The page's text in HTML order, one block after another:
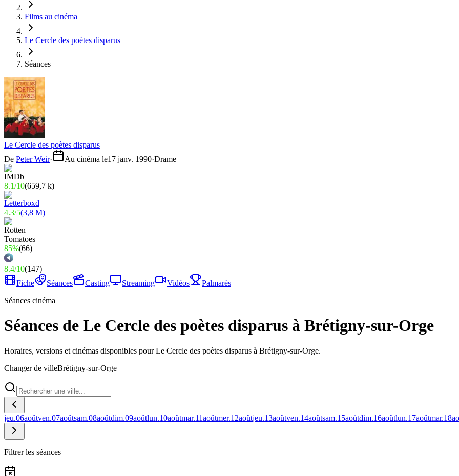
Films au cinéma
Le Cercle des poètes disparus
Séances
Le Cercle des poètes disparus
De Peter Weir· Au cinéma le17 janv. 1990·Drame
8.1/10(659,7 k)
4.3/5(3,8 M)
85%(66)
8.4/10(147)
Fiche
Séances Casting Streaming Vidéos
Palmarès
Séances cinéma
Séances de Le Cercle des poètes disparus à Brétigny-sur-Orge
Horaires, versions et cinémas disponibles pour Le Cercle des poètes disparus à Brétigny-sur-Orge.
Changer de villeBrétigny-sur-Orge
jeu.06aoûtven.07aoûtsam.08aoûtdim.09aoûtlun.10aoûtmar.11aoûtmer.12aoûtjeu.13aoûtven.14aoûtsam.15aoûtdim.16aoûtlun.17aoûtmar.18
Filtrer les séances